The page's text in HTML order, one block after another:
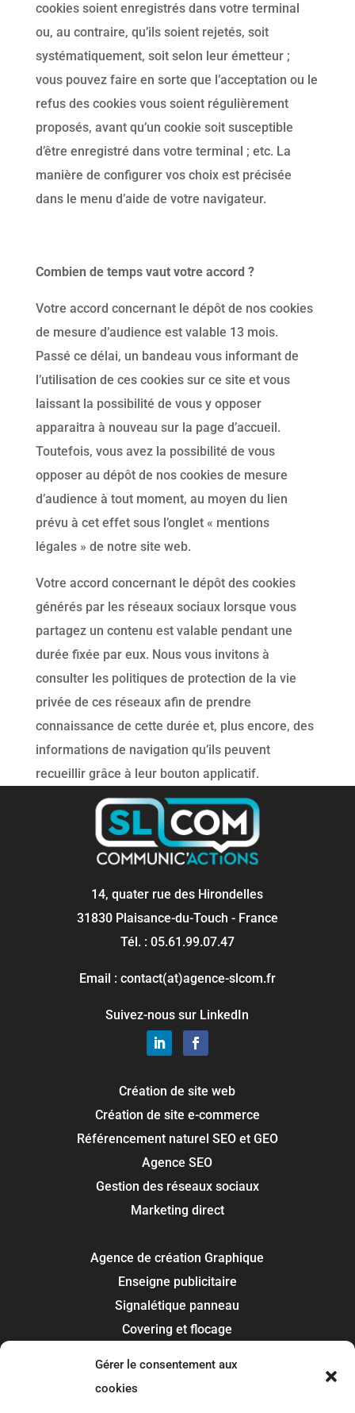
Gérer le consentement aux
cookies
cookies soient enregistrés dans votre terminal
ou, au contraire, qu’ils soient rejetés, soit
systématiquement, soit selon leur émetteur ;
vous pouvez faire en sorte que l’acceptation ou le
refus des cookies vous soient régulièrement
proposés, avant qu’un cookie soit susceptible
d’être enregistré dans votre terminal ; etc. La
manière de configurer vos choix est précisée
dans le menu d’aide de votre navigateur.
Combien de temps vaut votre accord ?
Votre accord concernant le dépôt de nos cookies
de mesure d’audience est valable 13 mois.
Passé ce délai, un bandeau vous informant de
l’utilisation de ces cookies sur ce site et vous
laissant la possibilité de vous y opposer
apparaitra à nouveau sur la page d’accueil.
Toutefois, vous avez la possibilité de vous
opposer au dépôt de nos cookies de mesure
d’audience à tout moment, au moyen du lien
prévu à cet effet sous l’onglet « mentions
légales » de notre site web.
Votre accord concernant le dépôt des cookies
générés par les réseaux sociaux lorsque vous
partagez un contenu est valable pendant une
durée fixée par eux. Nous vous invitons à
consulter les politiques de protection de la vie
privée de ces réseaux afin de prendre
connaissance de cette durée et, plus encore, des
informations de navigation qu’ils peuvent
recueillir grâce à leur bouton applicatif.
14, quater rue des Hirondelles
31830 Plaisance-du-Touch - France
Tél. : 05.61.99.07.47
Email : contact(at)agence-slcom.fr
Suivez-nous sur LinkedIn
Création de site web
Création de site e-commerce
Référencement naturel SEO et GEO
Agence SEO
Gestion des réseaux sociaux
Marketing direct
Agence de création Graphique
Enseigne publicitaire
Signalétique panneau
Covering et flocage